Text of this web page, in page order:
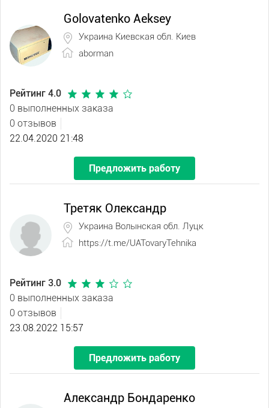
Golovatenko Aeksey
Украина Киевская обл. Киев
aborman
Рейтинг 4.0
0 выполненных заказа
0 отзывов
22.04.2020 21:48
Предложить работу
Третяк Олександр
Украина Волынская обл. Луцк
https://t.me/UATovaryTehnika
Рейтинг 3.0
0 выполненных заказа
0 отзывов
23.08.2022 15:57
Предложить работу
Александр Бондаренко